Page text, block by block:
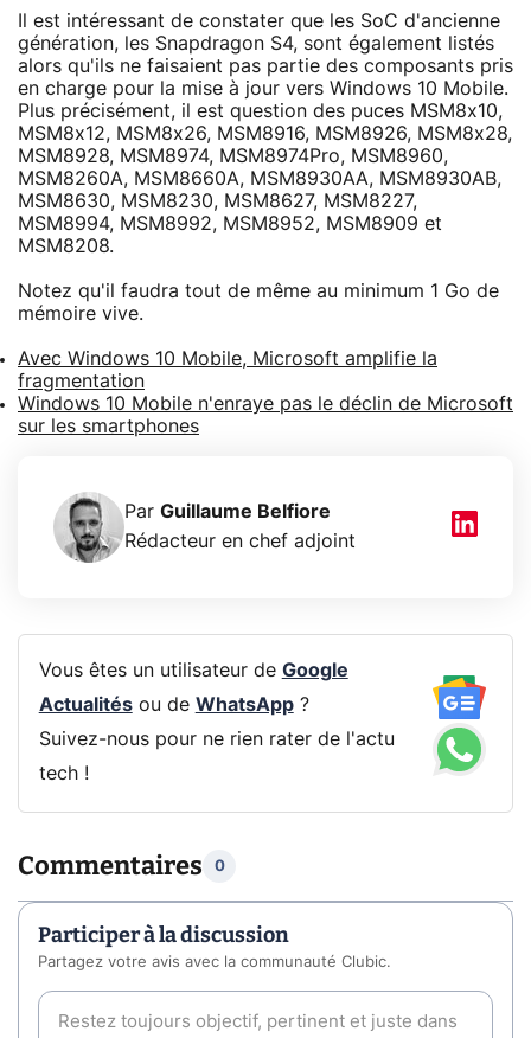
Il est intéressant de constater que les SoC d'ancienne
génération, les Snapdragon S4, sont également listés
alors qu'ils ne faisaient pas partie des composants pris
en charge pour la mise à jour vers Windows 10 Mobile.
Plus précisément, il est question des puces MSM8x10,
MSM8x12, MSM8x26, MSM8916, MSM8926, MSM8x28,
MSM8928, MSM8974, MSM8974Pro, MSM8960,
MSM8260A, MSM8660A, MSM8930AA, MSM8930AB,
MSM8630, MSM8230, MSM8627, MSM8227,
MSM8994, MSM8992, MSM8952, MSM8909 et
MSM8208.
Notez qu'il faudra tout de même au minimum 1 Go de
mémoire vive.
Avec Windows 10 Mobile, Microsoft amplifie la
fragmentation
Windows 10 Mobile n'enraye pas le déclin de Microsoft
sur les smartphones
Par Guillaume Belfiore
Rédacteur en chef adjoint
Vous êtes un utilisateur de Google
Actualitésou de WhatsApp?
Suivez-nous pour ne rien rater de l'actu
tech !
Commentaires 0
Participer à la discussion
Partagez votre avis avec la communauté Clubic.